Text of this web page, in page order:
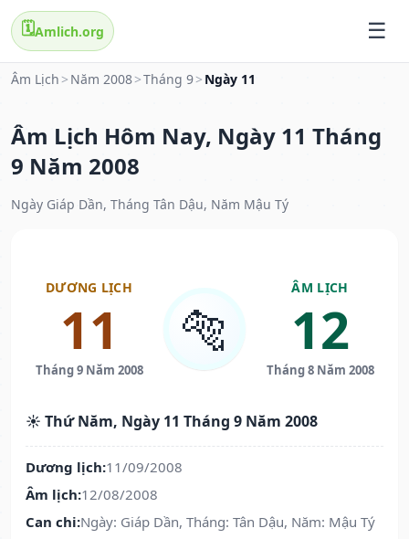
🗓️Amlich.org
Âm Lịch > Năm 2008>Tháng 9> Ngày 11
Âm Lịch Hôm Nay, Ngày 11 Tháng
9 Năm 2008
Ngày Giáp Dần, Tháng Tân Dậu, Năm Mậu Tý
DƯƠNG LỊCH
11
Tháng 9 Năm 2008
🐅
ÂM LỊCH
12
Tháng 8 Năm 2008
☀️ Thứ Năm, Ngày 11 Tháng 9 Năm 2008
Dương lịch:11/09/2008
Âm lịch:12/08/2008
Can chi:Ngày: Giáp Dần, Tháng: Tân Dậu, Năm: Mậu Tý